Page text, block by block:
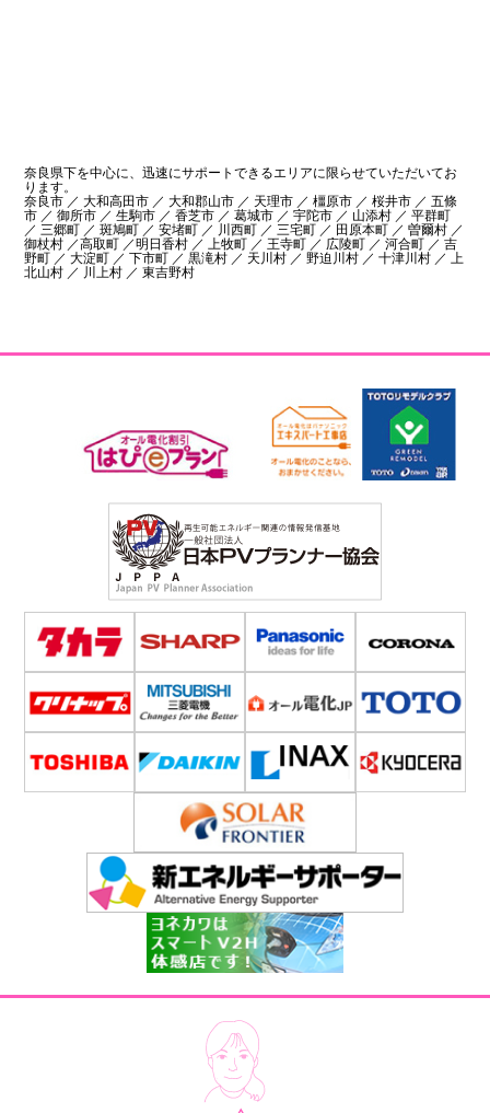
奈良県下を中心に、迅速にサポートできるエリアに限らせていただいてお
ります。
奈良市 ／ 大和高田市 ／ 大和郡山市 ／ 天理市 ／ 橿原市 ／ 桜井市 ／ 五條
市 ／ 御所市 ／ 生駒市 ／ 香芝市 ／ 葛城市 ／ 宇陀市 ／ 山添村 ／ 平群町
／ 三郷町 ／ 斑鳩町 ／ 安堵町 ／ 川西町 ／ 三宅町 ／ 田原本町 ／ 曽爾村 ／
御杖村 ／高取町 ／明日香村 ／ 上牧町 ／ 王寺町 ／ 広陵町 ／ 河合町 ／ 吉
野町 ／ 大淀町 ／ 下市町 ／ 黒滝村 ／ 天川村 ／ 野迫川村 ／ 十津川村 ／ 上
北山村 ／ 川上村 ／ 東吉野村